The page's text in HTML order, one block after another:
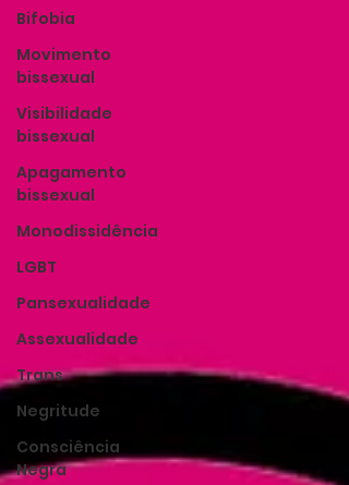
Bifobia
Movimento
bissexual
Visibilidade
bissexual
Apagamento
bissexual
Monodissidência
LGBT
Pansexualidade
Assexualidade
Trans
Negritude
Consciência
Negra